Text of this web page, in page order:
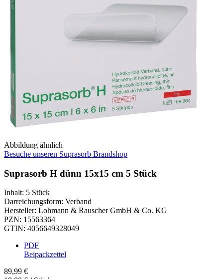
Abbildung ähnlich
Besuche unseren Suprasorb Brandshop
Suprasorb H dünn 15x15 cm 5 Stück
Inhalt: 5 Stück
Darreichungsform: Verband
Hersteller: Lohmann & Rauscher GmbH & Co. KG
PZN: 15563364
GTIN: 4056649328049
PDF
Beipackzettel
89,99 €